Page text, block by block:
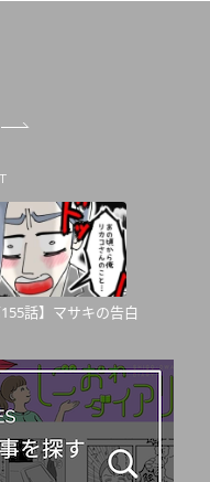
155話】マサキの告白